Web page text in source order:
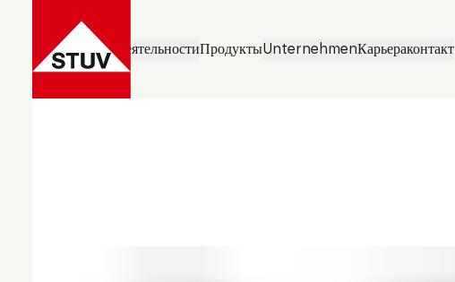
Направления деятельностиПродуктыUnternehmenКарьераконтакт